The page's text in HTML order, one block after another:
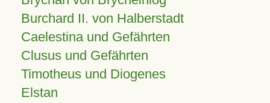
Burchard II. von Halberstadt
Caelestina und Gefährten
Clusus und Gefährten
Timotheus und Diogenes
Elstan